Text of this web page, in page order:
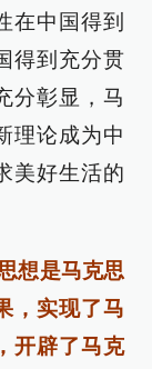
在中国得到
得到充分贯
分彰显，马
理论成为中
美好生活的
想是马克思
，实现了马
开辟了马克